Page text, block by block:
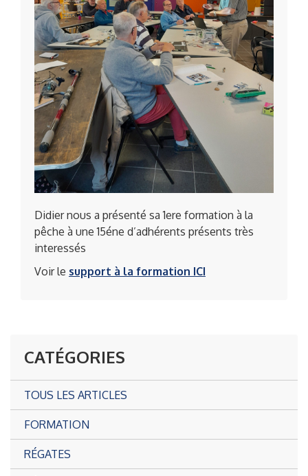
Didier nous a présenté sa 1ere formation à la
pêche à une 15éne d’adhérents présents très
interessés
Voir le support à la formation ICI
CATÉGORIES
TOUS LES ARTICLES
FORMATION
RÉGATES